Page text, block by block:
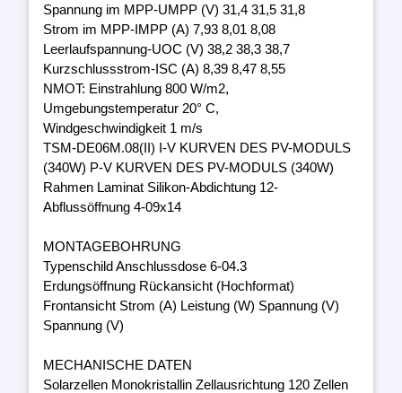
Spannung im MPP-UMPP (V) 31,4 31,5 31,8
Strom im MPP-IMPP (A) 7,93 8,01 8,08
Leerlaufspannung-UOC (V) 38,2 38,3 38,7
Kurzschlussstrom-ISC (A) 8,39 8,47 8,55
NMOT: Einstrahlung 800 W/m2,
Umgebungstemperatur 20° C,
Windgeschwindigkeit 1 m/s
TSM-DE06M.08(II) I-V KURVEN DES PV-MODULS
(340W) P-V KURVEN DES PV-MODULS (340W)
Rahmen Laminat Silikon-Abdichtung 12-
Abflussöffnung 4-09x14
MONTAGEBOHRUNG
Typenschild Anschlussdose 6-04.3
Erdungsöffnung Rückansicht (Hochformat)
Frontansicht Strom (A) Leistung (W) Spannung (V)
Spannung (V)
MECHANISCHE DATEN
Solarzellen Monokristallin Zellausrichtung 120 Zellen